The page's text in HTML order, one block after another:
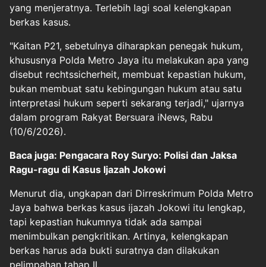
yang menjeratnya. Terlebih lagi soal kelengkapan
berkas kasus.
"Kaitan P21, sebetulnya diharapkan penegak hukum,
khususnya Polda Metro Jaya itu melakukan apa yang
disebut rechtssicherheit, membuat kepastian hukum,
bukan membuat satu kebingungan hukum atau satu
interpretasi hukum seperti sekarang terjadi," ujarnya
dalam program Rakyat Bersuara iNews, Rabu
(10/6/2026).
Baca juga: Pengacara Roy Suryo: Polisi dan Jaksa
Ragu-ragu di Kasus Ijazah Jokowi
Menurut dia, ungkapan dari Dirreskrimum Polda Metro
Jaya bahwa berkas kasus ijazah Jokowi itu lengkap,
tapi kepastian hukumnya tidak ada sampai
menimbulkan pengkritikan. Artinya, kelengkapan
berkas harus ada bukti suratnya dan dilakukan
pelimpahan tahap II.